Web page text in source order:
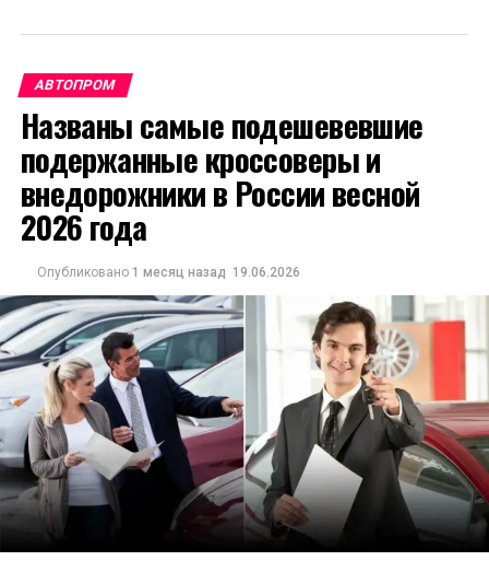
АВТОПРОМ
Названы самые подешевевшие
подержанные кроссоверы и
внедорожники в России весной
2026 года
Опубликовано 1 месяц назад 19.06.2026